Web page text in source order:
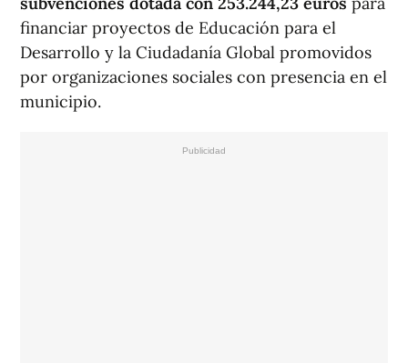
financiar proyectos de Educación para el
Desarrollo y la Ciudadanía Global promovidos
por organizaciones sociales con presencia en el
municipio.